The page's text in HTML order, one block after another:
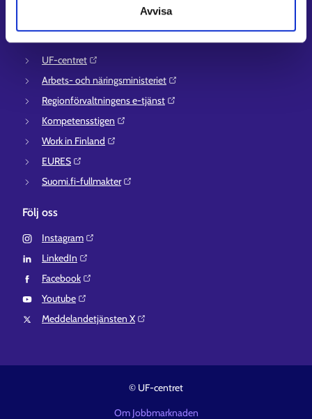
Avvisa
Mer information
UF-centret⁠
Arbets- och näringsministeriet⁠
Regionförvaltningens e-tjänst⁠
Kompetensstigen⁠
Work in Finland⁠
EURES⁠
Suomi.fi-fullmakter⁠
Följ oss
Instagram⁠
LinkedIn⁠
Facebook⁠
Youtube⁠
Meddelandetjänsten X⁠
© UF-centret
Om Jobbmarknaden